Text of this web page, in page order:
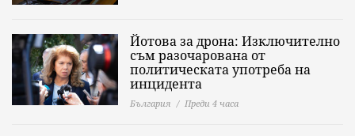
Йотова за дрона: Изключително
съм разочарована от
политическата употреба на
инцидента
България Преди 4 часа